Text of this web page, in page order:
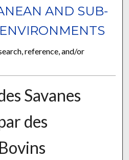
AND SUB-
reference, and/or
Savanes
des